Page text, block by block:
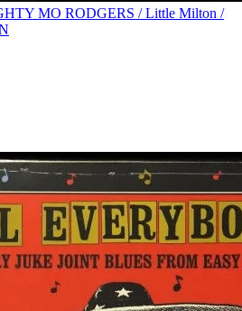
MO RODGERS / Little Milton /